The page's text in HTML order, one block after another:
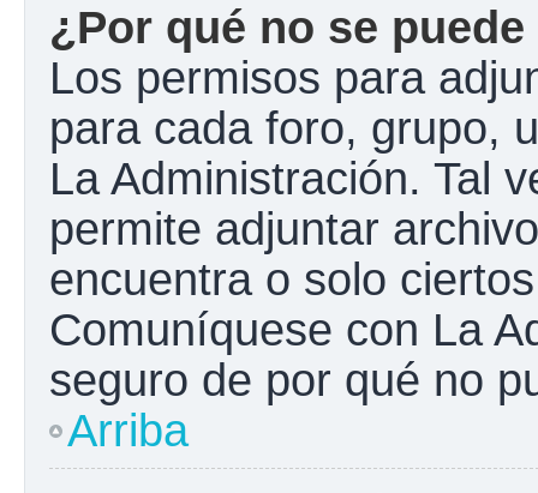
¿Por qué no se
Los permisos para
para cada foro, grupo,
La Administración. Tal
permite adjuntar
encuentra o solo
Comuníquese con La
seguro de por qué no
Arriba